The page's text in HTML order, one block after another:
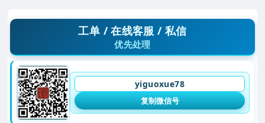
工单 / 在线客服 / 私信
优先处理
yiguoxue78
复制微信号